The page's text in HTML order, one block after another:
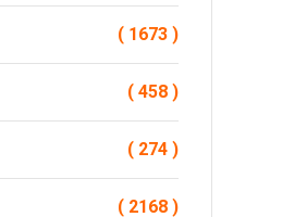
( 1673 )
( 458 )
( 274 )
( 2168 )